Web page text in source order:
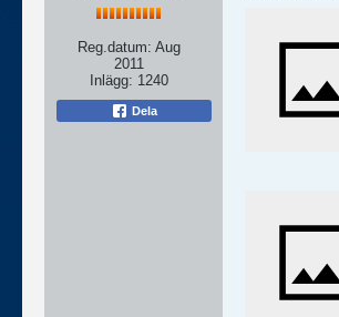
Reg.datum: Aug
2011
Inlägg: 1240
Dela